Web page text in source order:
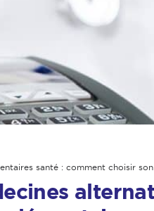
santé : comment choisir